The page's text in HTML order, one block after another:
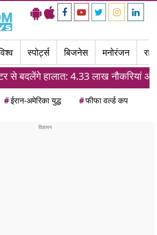
स्पोर्ट्स बिजनेस मनोरंजन
4.33 लाख नौकरियां और घरों की मांग में
#ईरान-अमेरिका युद्ध #फीफा वर्ल्ड कप